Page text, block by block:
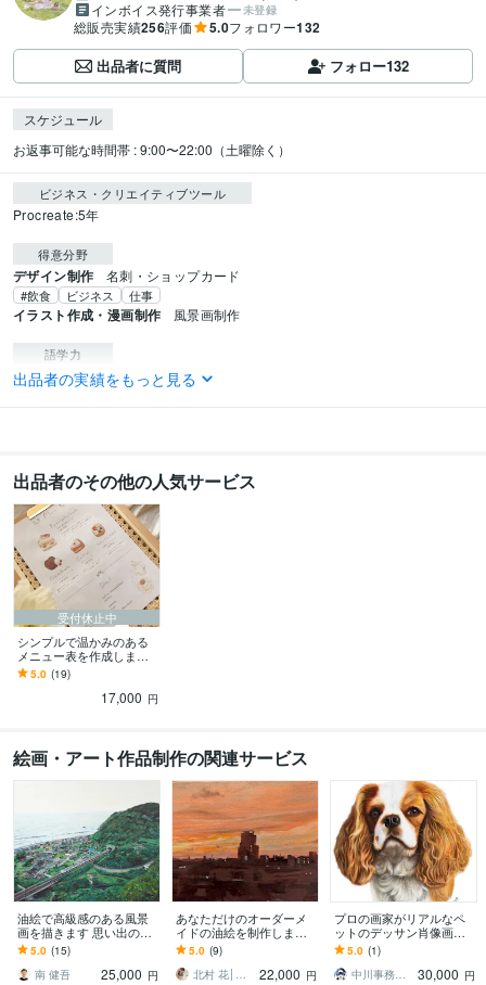
インボイス発行事業者
未登録
総販売実績256評価 5.0フォロワー132
出品者に質問 フォロー132
スケジュール
お返事可能な時間帯 : 9:00〜22:00（土曜除く）
ビジネス・クリエイティブツール
Procreate:5年
得意分野
デザイン制作 名刺・ショップカード
#飲食 ビジネス 仕事
イラスト作成・漫画制作 風景画制作
語学力
英語 ビジネスレベル
出品者の実績をもっと見る
出品者のその他の人気サービス
受付休止中
シンプルで温かみのある
メニュー表を作成します
～ お得なイラスト10点 +
デザイン付 ～
5.0 (19)
17,000 円
絵画・アート作品制作の関連サービス
油絵で高級感のある風景
画を描きます 思い出の地
や好きな風景を残しませ
んか？
5.0 (15)
南 健吾
25,000 円
あなただけのオーダーメ
イドの油絵を制作します
空間がぱっと華やぎま
す。ご自宅のインテリア
や贈り物にどうぞ。
5.0 (9)
北村 花│オーダーメイド絵画、イラスト
22,000 円
プロの画家がリアルなペ
ットのデッサン肖像画描
きます ペットの名入れT
シャツやグッズのための
原画★デジタル納品★
5.0 (1)
中川事務所 モデル・デザイン
30,000 円